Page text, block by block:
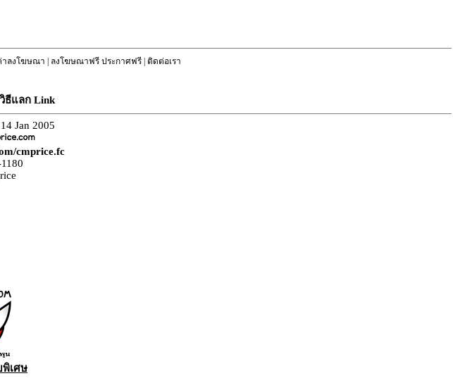
าลงโฆษณา | ลงโฆษณาฟรี ประกาศฟรี| ติดต่อเรา
ธีแลก Link
Jan 2005
cmprice.fc
เศษ